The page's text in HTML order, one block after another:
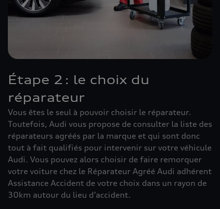
Étape 2 : le choix du
réparateur
Vous êtes le seul à pouvoir choisir le réparateur.
Toutefois, Audi vous propose de consulter la liste des
réparateurs agréés par la marque et qui sont donc
tout à fait qualifiés pour intervenir sur votre véhicule
Audi. Vous pouvez alors choisir de faire remorquer
votre voiture chez le Réparateur Agréé Audi adhérent
Assistance Accident de votre choix dans un rayon de
30km autour du lieu d’accident.